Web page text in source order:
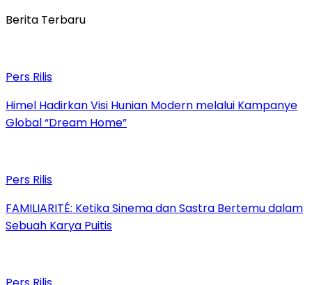
Berita Terbaru
Pers Rilis
Himel Hadirkan Visi Hunian Modern melalui Kampanye
Global “Dream Home”
Pers Rilis
FAMILIARITÉ: Ketika Sinema dan Sastra Bertemu dalam
Sebuah Karya Puitis